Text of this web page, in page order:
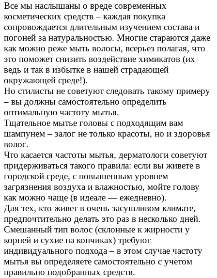
Все мы наслышаны о вреде современных
косметических средств – каждая покупка
сопровождается длительным изучением состава и
погоней за натуральностью. Многие стараются даже
как можно реже мыть волосы, всерьез полагая, что
это поможет снизить воздействие химикатов (их
ведь и так в избытке в нашей страдающей
окружающей среде!).
Но стилисты не советуют следовать такому примеру
– вы должны самостоятельно определить
оптимальную частоту мытья.
Тщательное мытье головы с подходящим вам
шампунем – залог не только красоты, но и здоровья
волос.
Что касается частоты мытья, дерматологи советуют
придерживаться такого правила: если вы живете в
городской среде, с повышенным уровнем
загрязнения воздуха и влажностью, мойте голову
как можно чаще (в идеале — ежедневно).
Для тех, кто живет в очень засушливом климате,
предпочтительно делать это раз в несколько дней.
Смешанный тип волос (склонные к жирности у
корней и сухие на кончиках) требуют
индивидуального подхода – в этом случае частоту
мытья вы определяете самостоятельно с учетом
правильно подобранных средств.